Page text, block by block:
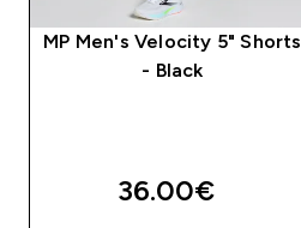
MP Men's Velocity 5" Shorts
- Black
36.00€‎